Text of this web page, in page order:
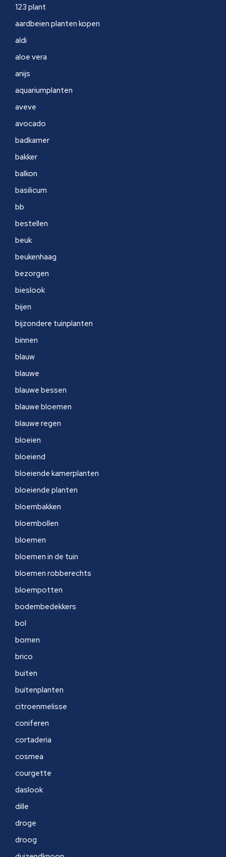
123 plant
aardbeien planten kopen
aldi
aloe vera
anijs
aquariumplanten
aveve
avocado
badkamer
bakker
balkon
basilicum
bb
bestellen
beuk
beukenhaag
bezorgen
bieslook
bijen
bijzondere tuinplanten
binnen
blauw
blauwe
blauwe bessen
blauwe bloemen
blauwe regen
bloeien
bloeiend
bloeiende kamerplanten
bloeiende planten
bloembakken
bloembollen
bloemen
bloemen in de tuin
bloemen robberechts
bloempotten
bodembedekkers
bol
bomen
brico
buiten
buitenplanten
citroenmelisse
coniferen
cortaderia
cosmea
courgette
daslook
dille
droge
droog